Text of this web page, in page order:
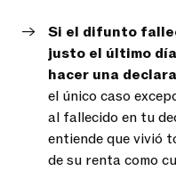
Si el difunto
justo el último
hacer una
el único caso
al fallecido en tu
entiende que vivió
de su renta como